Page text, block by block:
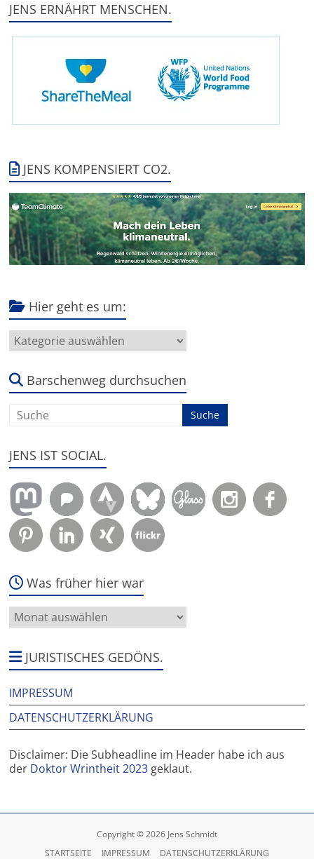
JENS ERNÄHRT MENSCHEN.
JENS KOMPENSIERT CO2.
Hier geht es um:
Hier
geht
um:Barschenweg durchsuchen
JENS IST SOCIAL.
Was früher hier war
Was
früher
warJURISTISCHES GEDÖNS.
IMPRESSUM
DATENSCHUTZERKLÄRUNG
Disclaimer: Die Subheadline im Header habe ich aus
der Doktor Wrintheit 2023 geklaut.
Copyright © 2026 Jens Schmidt
STARTSEITE
IMPRESSUM DATENSCHUTZERKLÄRUNG